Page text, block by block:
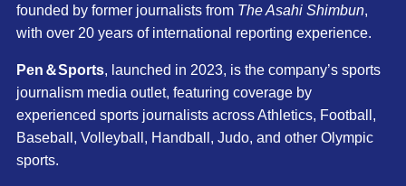
founded by former journalists from The Asahi Shimbun,
with over 20 years of international reporting experience.
Pen＆Sports, launched in 2023, is the company’s sports
journalism media outlet, featuring coverage by
experienced sports journalists across Athletics, Football,
Baseball, Volleyball, Handball, Judo, and other Olympic
sports.